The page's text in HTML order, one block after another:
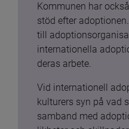
Kommunen har
stöd efter
till
internationella
deras arbete.
Vid internationell
kulturers syn på vad
samband med